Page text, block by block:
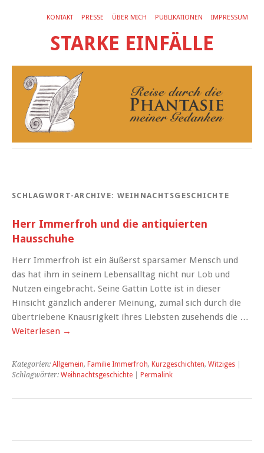
KONTAKT PRESSE ÜBER MICH PUBLIKATIONEN IMPRESSUM
STARKE EINFÄLLE
SCHLAGWORT-ARCHIVE: WEIHNACHTSGESCHICHTE
Herr Immerfroh und die antiquierten
Hausschuhe
Herr Immerfroh ist ein äußerst sparsamer Mensch und
das hat ihm in seinem Lebensalltag nicht nur Lob und
Nutzen eingebracht. Seine Gattin Lotte ist in dieser
Hinsicht gänzlich anderer Meinung, zumal sich durch die
übertriebene Knausrigkeit ihres Liebsten zusehends die …
Weiterlesen →
Kategorien: Allgemein, Familie Immerfroh, Kurzgeschichten, Witziges
Schlagwörter: Weihnachtsgeschichte Permalink